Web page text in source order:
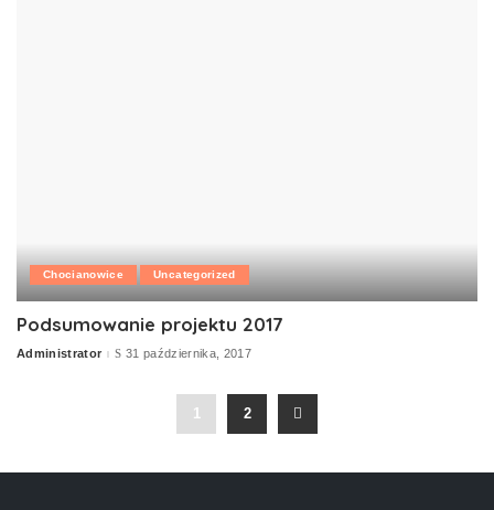
Chocianowice Uncategorized
Podsumowanie projektu 2017
Posted
Administrator 31 października, 2017
1 2